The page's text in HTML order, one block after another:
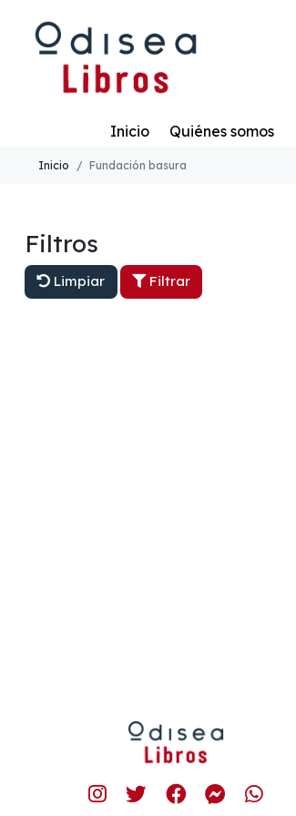
Inicio Quiénes somos
Inicio Fundación basura
Filtros
Limpiar Filtrar